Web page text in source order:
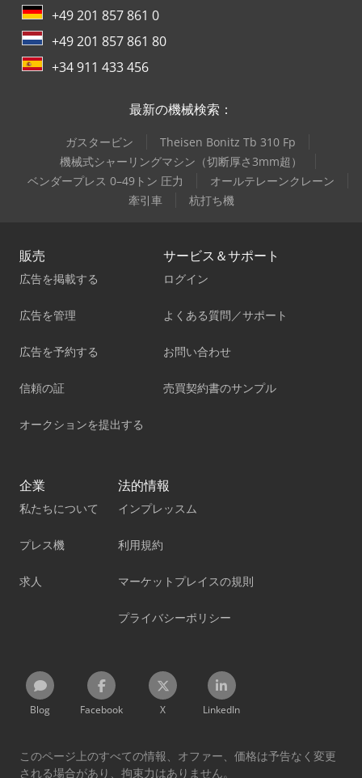
+49 201 857 861 0
+49 201 857 861 80
+34 911 433 456
最新の機械検索：
ガスタービン
Theisen Bonitz Tb 310 Fp
機械式シャーリングマシン（切断厚さ3mm超）
ベンダープレス 0–49トン 圧力
オールテレーンクレーン
牽引車
杭打ち機
販売
広告を掲載する
広告を管理
広告を予約する
信頼の証
オークションを提出する
サービス＆サポート
ログイン
よくある質問／サポート
お問い合わせ
売買契約書のサンプル
企業
私たちについて
プレス機
求人
法的情報
インプレッスム
利用規約
マーケットプレイスの規則
プライバシーポリシー
Blog Facebook X LinkedIn
このページ上のすべての情報、オファー、価格は予告なく変更
される場合があり、拘束力はありません。